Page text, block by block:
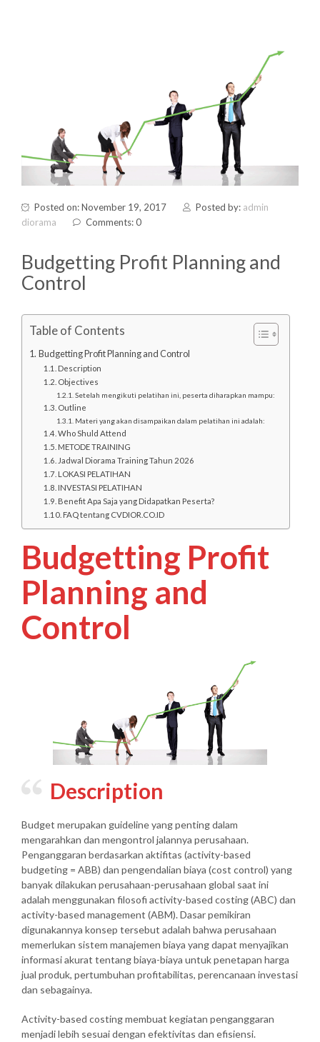
Posted on: November 19, 2017 Posted by: admin
diorama
Comments: 0
Budgetting Profit Planning and
Control
Table of Contents
Budgetting Profit Planning and Control
Description
Objectives
Setelah mengikuti pelatihan ini, peserta diharapkan mampu:
Outline
Materi yang akan disampaikan dalam pelatihan ini adalah:
Who Shuld Attend
METODE TRAINING
Jadwal Diorama Training Tahun 2026
LOKASI PELATIHAN
INVESTASI PELATIHAN
Benefit Apa Saja yang Didapatkan Peserta?
FAQ tentang CVDIOR.CO.ID
Budgetting Profit
Planning and
Control
Description
Budget merupakan guideline yang penting dalam
mengarahkan dan mengontrol jalannya perusahaan.
Penganggaran berdasarkan aktifitas (activity-based
budgeting = ABB) dan pengendalian biaya (cost control) yang
banyak dilakukan perusahaan-perusahaan global saat ini
adalah menggunakan filosofi activity-based costing (ABC) dan
activity-based management (ABM). Dasar pemikiran
digunakannya konsep tersebut adalah bahwa perusahaan
memerlukan sistem manajemen biaya yang dapat menyajikan
informasi akurat tentang biaya-biaya untuk penetapan harga
jual produk, pertumbuhan profitabilitas, perencanaan investasi
dan sebagainya.
Activity-based costing membuat kegiatan penganggaran
menjadi lebih sesuai dengan efektivitas dan efisiensi.